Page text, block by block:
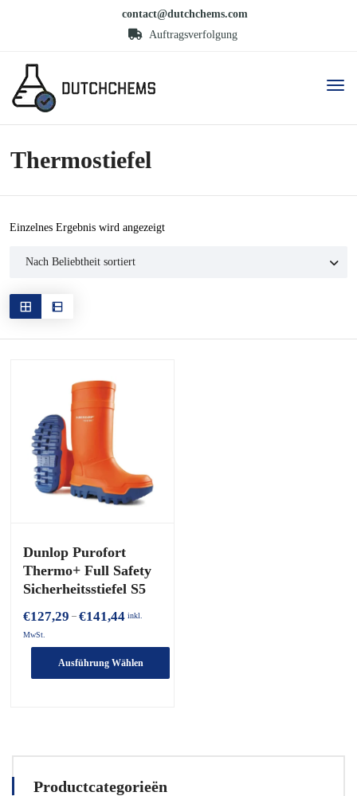
contact@dutchchems.com
Auftragsverfolgung
Thermostiefel
Productcategorieën
Einzelnes Ergebnis wird angezeigt
Dunlop Purofort
Thermo+ Full Safety
Sicherheitsstiefel S5
€127,29 – €141,44 Preisspanne:
bis
€141,44
inkl.
MwSt.
Ausführung Wählen
Varianten.
Optionen